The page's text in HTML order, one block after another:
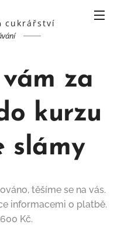
cukrářství
za
kurzu
slámy
těšíme se na vás.
informacemi o platbě.
Kč.